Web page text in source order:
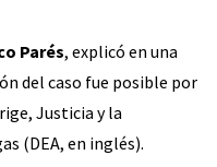
Parés, explicó en una
del caso fue posible por
Justicia y la
(DEA, en inglés).